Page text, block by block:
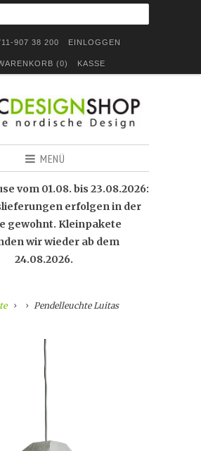
907 38 200 EINLOGGEN
(0) KASSE
MENÜ
vom 01.08. bis 23.08.2026:
erfolgen in der
gewohnt. Kleinpakete
wir wieder ab dem
24.08.2026.
Pendelleuchte Luitas